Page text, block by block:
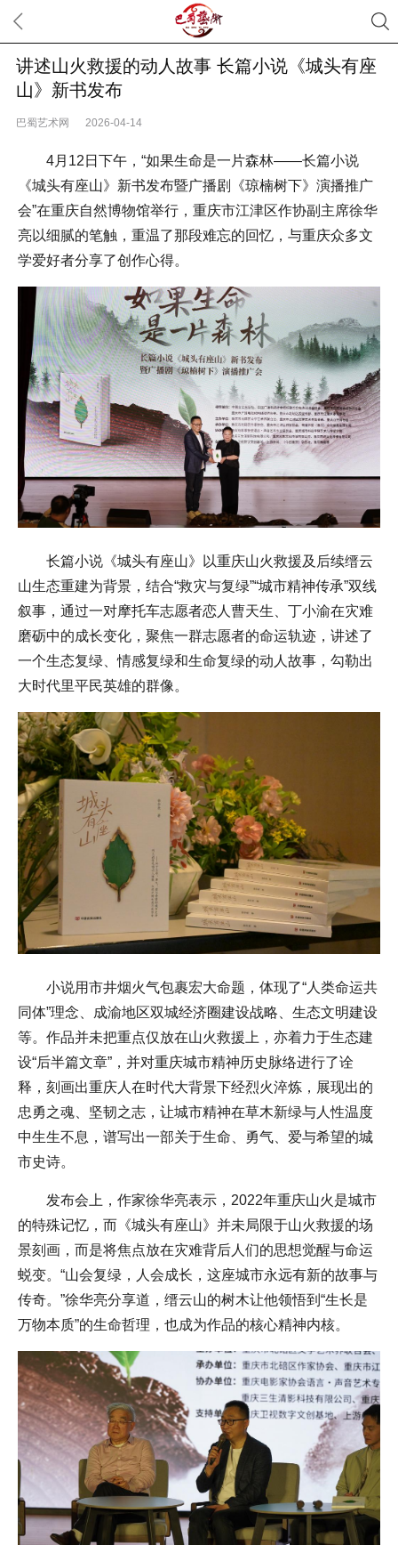
讲述山火救援的动人故事 长篇小说《城头有座
山》新书发布
巴蜀艺术网 2026-04-14
4月12日下午，“如果生命是一片森林——长篇小说
《城头有座山》新书发布暨广播剧《琼楠树下》演播推广
会”在重庆自然博物馆举行，重庆市江津区作协副主席徐华
亮以细腻的笔触，重温了那段难忘的回忆，与重庆众多文
学爱好者分享了创作心得。
长篇小说《城头有座山》以重庆山火救援及后续缙云
山生态重建为背景，结合“救灾与复绿”“城市精神传承”双线
叙事，通过一对摩托车志愿者恋人曹天生、丁小渝在灾难
磨砺中的成长变化，聚焦一群志愿者的命运轨迹，讲述了
一个生态复绿、情感复绿和生命复绿的动人故事，勾勒出
大时代里平民英雄的群像。
小说用市井烟火气包裹宏大命题，体现了“人类命运共
同体”理念、成渝地区双城经济圈建设战略、生态文明建设
等。作品并未把重点仅放在山火救援上，亦着力于生态建
设“后半篇文章”，并对重庆城市精神历史脉络进行了诠
释，刻画出重庆人在时代大背景下经烈火淬炼，展现出的
忠勇之魂、坚韧之志，让城市精神在草木新绿与人性温度
中生生不息，谱写出一部关于生命、勇气、爱与希望的城
市史诗。
发布会上，作家徐华亮表示，2022年重庆山火是城市
的特殊记忆，而《城头有座山》并未局限于山火救援的场
景刻画，而是将焦点放在灾难背后人们的思想觉醒与命运
蜕变。“山会复绿，人会成长，这座城市永远有新的故事与
传奇。”徐华亮分享道，缙云山的树木让他领悟到“生长是
万物本质”的生命哲理，也成为作品的核心精神内核。